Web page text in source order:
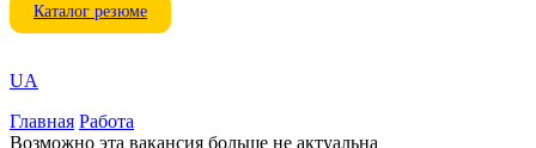
Каталог резюме
UA
Главная Работа
Возможно эта вакансия больше не актуальна